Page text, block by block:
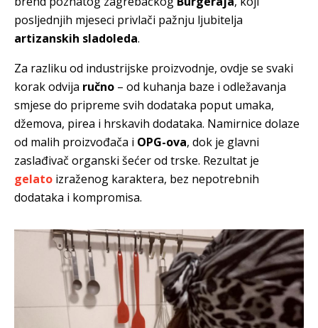
posljednjih mjeseci privlači pažnju ljubitelja
artizanskih sladoleda.
Za razliku od industrijske proizvodnje, ovdje se svaki
korak odvija ručno – od kuhanja baze i odležavanja
smjese do pripreme svih dodataka poput umaka,
džemova, pirea i hrskavih dodataka. Namirnice dolaze
od malih proizvođača i OPG-ova, dok je glavni
zaslađivač organski šećer od trske. Rezultat je
gelato izraženog karaktera, bez nepotrebnih
dodataka i kompromisa.